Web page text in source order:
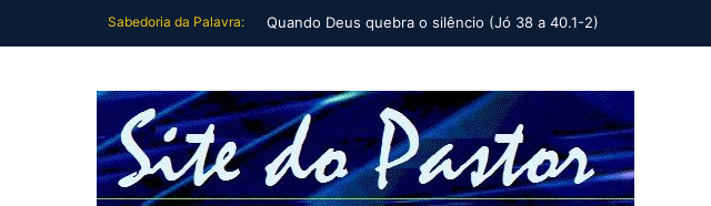
Sabedoria da Palavra: Teologia Sublime Com Aplicação Cruel (Jó 36 e 37)